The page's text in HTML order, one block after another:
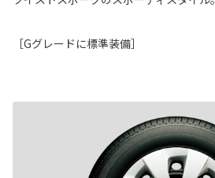
［Gグレードに標準装備］